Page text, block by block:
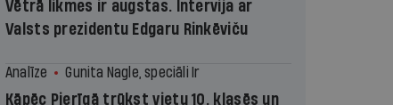
Vētrā likmes ir augstas. Intervija ar
Valsts prezidentu Edgaru Rinkēviču
Analīze Gunita Nagle, speciāli Ir
Kāpēc Pierīgā trūkst vietu 10. klasēs un